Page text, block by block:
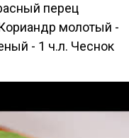
перец
молотый -
- 1 ч.л. Чеснок